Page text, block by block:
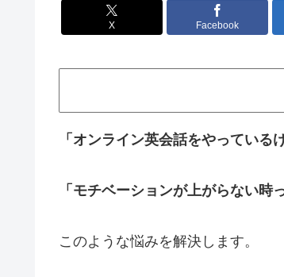
X Facebook
「オンライン英会話をやっている
「モチベーションが上がらない時
このような悩みを解決します。